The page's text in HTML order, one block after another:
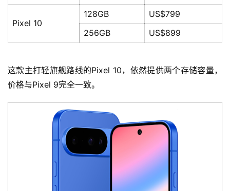
Pixel 10
128GB
US$799
256GB
US$899
这款主打轻旗舰路线的Pixel 10，依然提供两个存储容量，
价格与Pixel 9完全一致。